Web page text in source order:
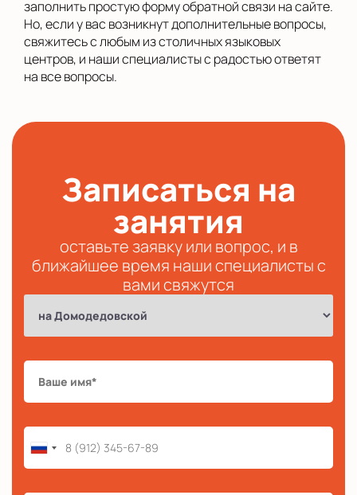
заполнить простую форму обратной связи на сайте.
Но, если у вас возникнут дополнительные вопросы,
свяжитесь с любым из столичных языковых
центров, и наши специалисты с радостью ответят
на все вопросы.
Записаться на
занятия
оставьте заявку или вопрос, и в
ближайшее время наши специалисты с
вами свяжутся